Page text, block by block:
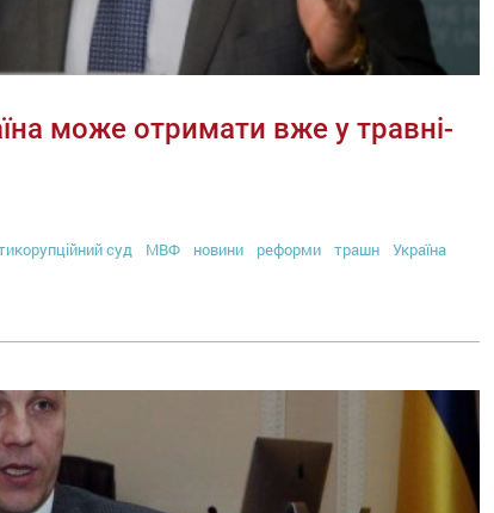
може отримати вже у травні-
суд МВФ новини реформи трашн Україна